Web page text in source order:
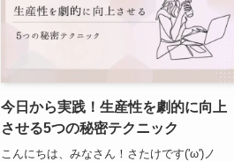
今日から実践！生産性を劇的に向上
させる5つの秘密テクニック
こんにちは、みなさん！さたけです('ω')ノ